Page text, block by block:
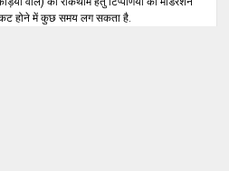
होने में कुछ समय लग सकता है.